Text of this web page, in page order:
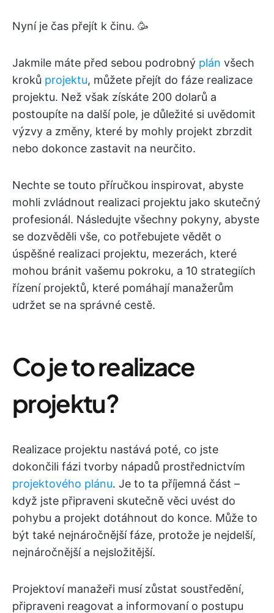
Nyní je čas přejít k činu. 🥳
Jakmile máte před sebou podrobný plán všech
kroků projektu, můžete přejít do fáze realizace
projektu. Než však získáte 200 dolarů a
postoupíte na další pole, je důležité si uvědomit
výzvy a změny, které by mohly projekt zbrzdit
nebo dokonce zastavit na neurčito.
Nechte se touto příručkou inspirovat, abyste
mohli zvládnout realizaci projektu jako skutečný
profesionál. Následujte všechny pokyny, abyste
se dozvěděli vše, co potřebujete vědět o
úspěšné realizaci projektu, mezerách, které
mohou bránit vašemu pokroku, a 10 strategiích
řízení projektů, které pomáhají manažerům
udržet se na správné cestě.
Co je to realizace
projektu?
Realizace projektu nastává poté, co jste
dokončili fázi tvorby nápadů prostřednictvím
projektového plánu. Je to ta příjemná část –
když jste připraveni skutečně věci uvést do
pohybu a projekt dotáhnout do konce. Může to
být také nejnáročnější fáze, protože je nejdelší,
nejnáročnější a nejsložitější.
Projektoví manažeři musí zůstat soustředění,
připraveni reagovat a informovaní o postupu